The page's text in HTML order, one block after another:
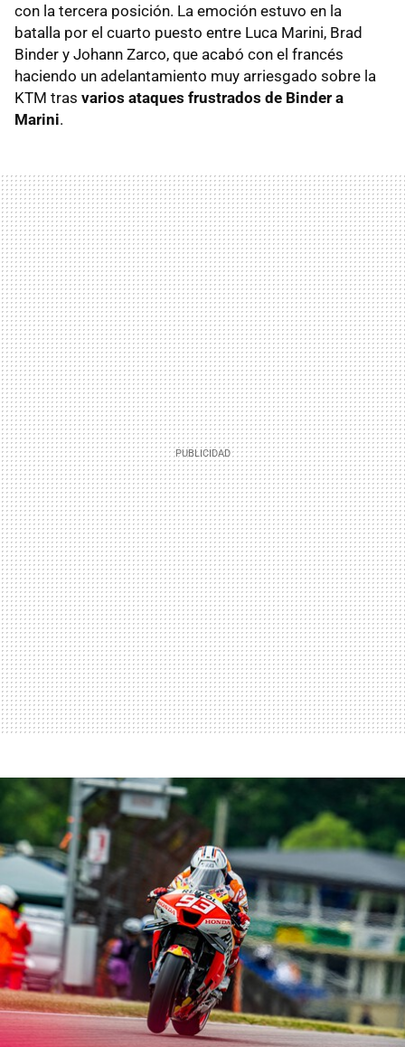
con la tercera posición. La emoción estuvo en la
batalla por el cuarto puesto entre Luca Marini, Brad
Binder y Johann Zarco, que acabó con el francés
haciendo un adelantamiento muy arriesgado sobre la
KTM tras varios ataques frustrados de Binder a
Marini.